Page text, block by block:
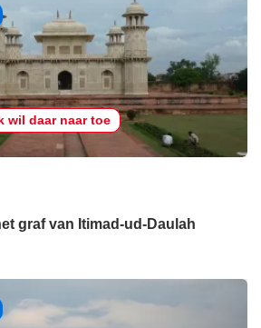
wil daar naar toe
graf van Itimad-ud-Daulah